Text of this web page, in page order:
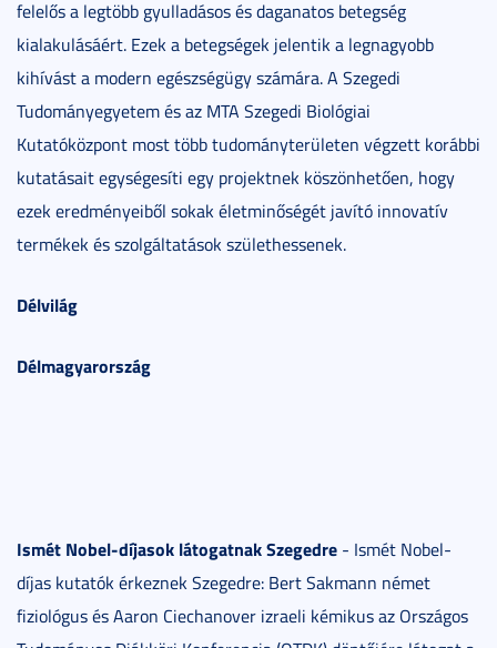
felelős a legtöbb gyulladásos és daganatos betegség
kialakulásáért. Ezek a betegségek jelentik a legnagyobb
kihívást a modern egészségügy számára. A Szegedi
Tudományegyetem és az MTA Szegedi Biológiai
Kutatóközpont most több tudományterületen végzett korábbi
kutatásait egységesíti egy projektnek köszönhetően, hogy
ezek eredményeiből sokak életminőségét javító innovatív
termékek és szolgáltatások születhessenek.
Délvilág
Délmagyarország
Ismét Nobel-díjasok látogatnak Szegedre - Ismét Nobel-
díjas kutatók érkeznek Szegedre: Bert Sakmann német
fiziológus és Aaron Ciechanover izraeli kémikus az Országos